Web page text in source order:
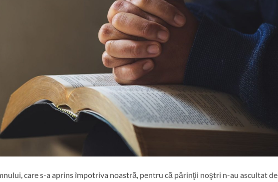
care s-a aprins împotriva noastră, pentru că părinţii noştri n-au ascultat de